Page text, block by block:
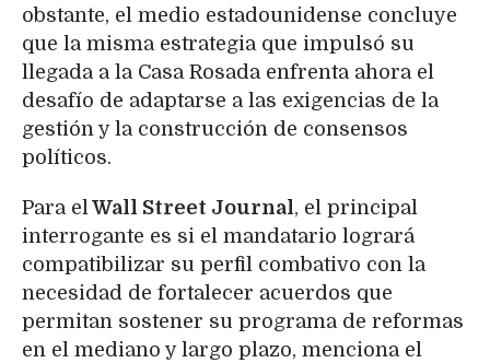
obstante, el medio estadounidense concluye
que la misma estrategia que impulsó su
llegada a la Casa Rosada enfrenta ahora el
desafío de adaptarse a las exigencias de la
gestión y la construcción de consensos
políticos.
Para elWall Street Journal, el principal
interrogante es si el mandatario logrará
compatibilizar su perfil combativo con la
necesidad de fortalecer acuerdos que
permitan sostener su programa de reformas
en el mediano y largo plazo, menciona el